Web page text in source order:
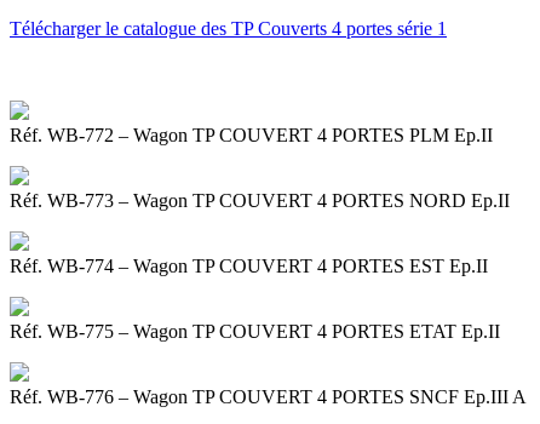
Télécharger le catalogue des TP Couverts 4 portes série 1
Réf. WB-772 – Wagon TP COUVERT 4 PORTES PLM Ep.II
Réf. WB-773 – Wagon TP COUVERT 4 PORTES NORD Ep.II
Réf. WB-774 – Wagon TP COUVERT 4 PORTES EST Ep.II
Réf. WB-775 – Wagon TP COUVERT 4 PORTES ETAT Ep.II
Réf. WB-776 – Wagon TP COUVERT 4 PORTES SNCF Ep.III A